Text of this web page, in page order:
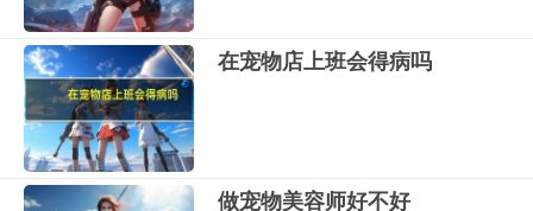
在宠物店上班会得病吗
做宠物美容师好不好